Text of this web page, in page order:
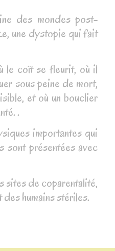
des mondes post-
une dystopie qui fait
le coït se fleurit, où il
sous peine de mort,
et où un bouclier
.
importantes qui
sont présentées avec
sites de coparentalité,
humains stériles.